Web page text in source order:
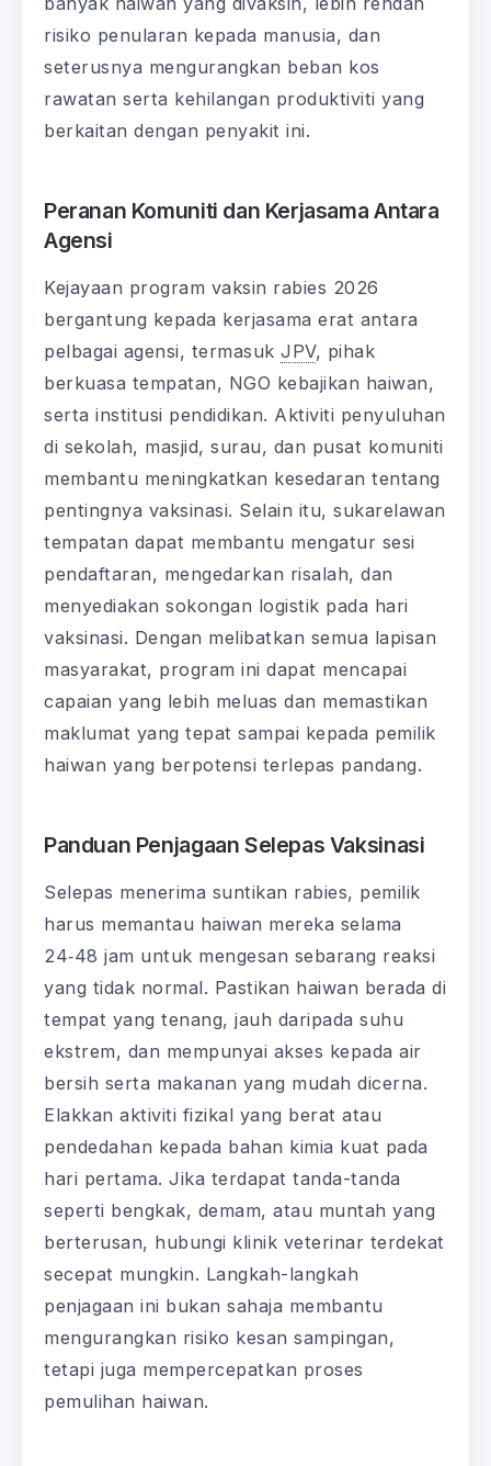
risiko penularan kepada manusia, dan
seterusnya mengurangkan beban kos
rawatan serta kehilangan produktiviti yang
berkaitan dengan penyakit ini.
Peranan Komuniti dan Kerjasama Antara
Agensi
Kejayaan program vaksin rabies 2026
bergantung kepada kerjasama erat antara
pelbagai agensi, termasuk JPV, pihak
berkuasa tempatan, NGO kebajikan haiwan,
serta institusi pendidikan. Aktiviti penyuluhan
di sekolah, masjid, surau, dan pusat komuniti
membantu meningkatkan kesedaran tentang
pentingnya vaksinasi. Selain itu, sukarelawan
tempatan dapat membantu mengatur sesi
pendaftaran, mengedarkan risalah, dan
menyediakan sokongan logistik pada hari
vaksinasi. Dengan melibatkan semua lapisan
masyarakat, program ini dapat mencapai
capaian yang lebih meluas dan memastikan
maklumat yang tepat sampai kepada pemilik
haiwan yang berpotensi terlepas pandang.
Panduan Penjagaan Selepas Vaksinasi
Selepas menerima suntikan rabies, pemilik
harus memantau haiwan mereka selama
24‑48 jam untuk mengesan sebarang reaksi
yang tidak normal. Pastikan haiwan berada di
tempat yang tenang, jauh daripada suhu
ekstrem, dan mempunyai akses kepada air
bersih serta makanan yang mudah dicerna.
Elakkan aktiviti fizikal yang berat atau
pendedahan kepada bahan kimia kuat pada
hari pertama. Jika terdapat tanda-tanda
seperti bengkak, demam, atau muntah yang
berterusan, hubungi klinik veterinar terdekat
secepat mungkin. Langkah-langkah
penjagaan ini bukan sahaja membantu
mengurangkan risiko kesan sampingan,
tetapi juga mempercepatkan proses
pemulihan haiwan.